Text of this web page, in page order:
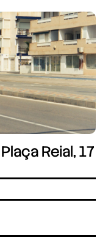
Reial, 17